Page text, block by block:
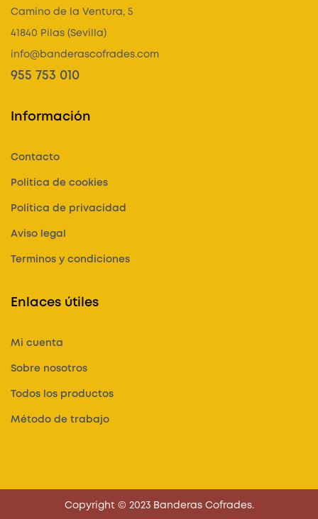
Camino de la Ventura, 5
41840 Pilas (Sevilla)
info@banderascofrades.com
955 753 010
Información
Contacto
Política de cookies
Política de privacidad
Aviso legal
Terminos y condiciones
Enlaces útiles
Mi cuenta
Sobre nosotros
Todos los productos
Método de trabajo
Copyright © 2023 Banderas Cofrades.